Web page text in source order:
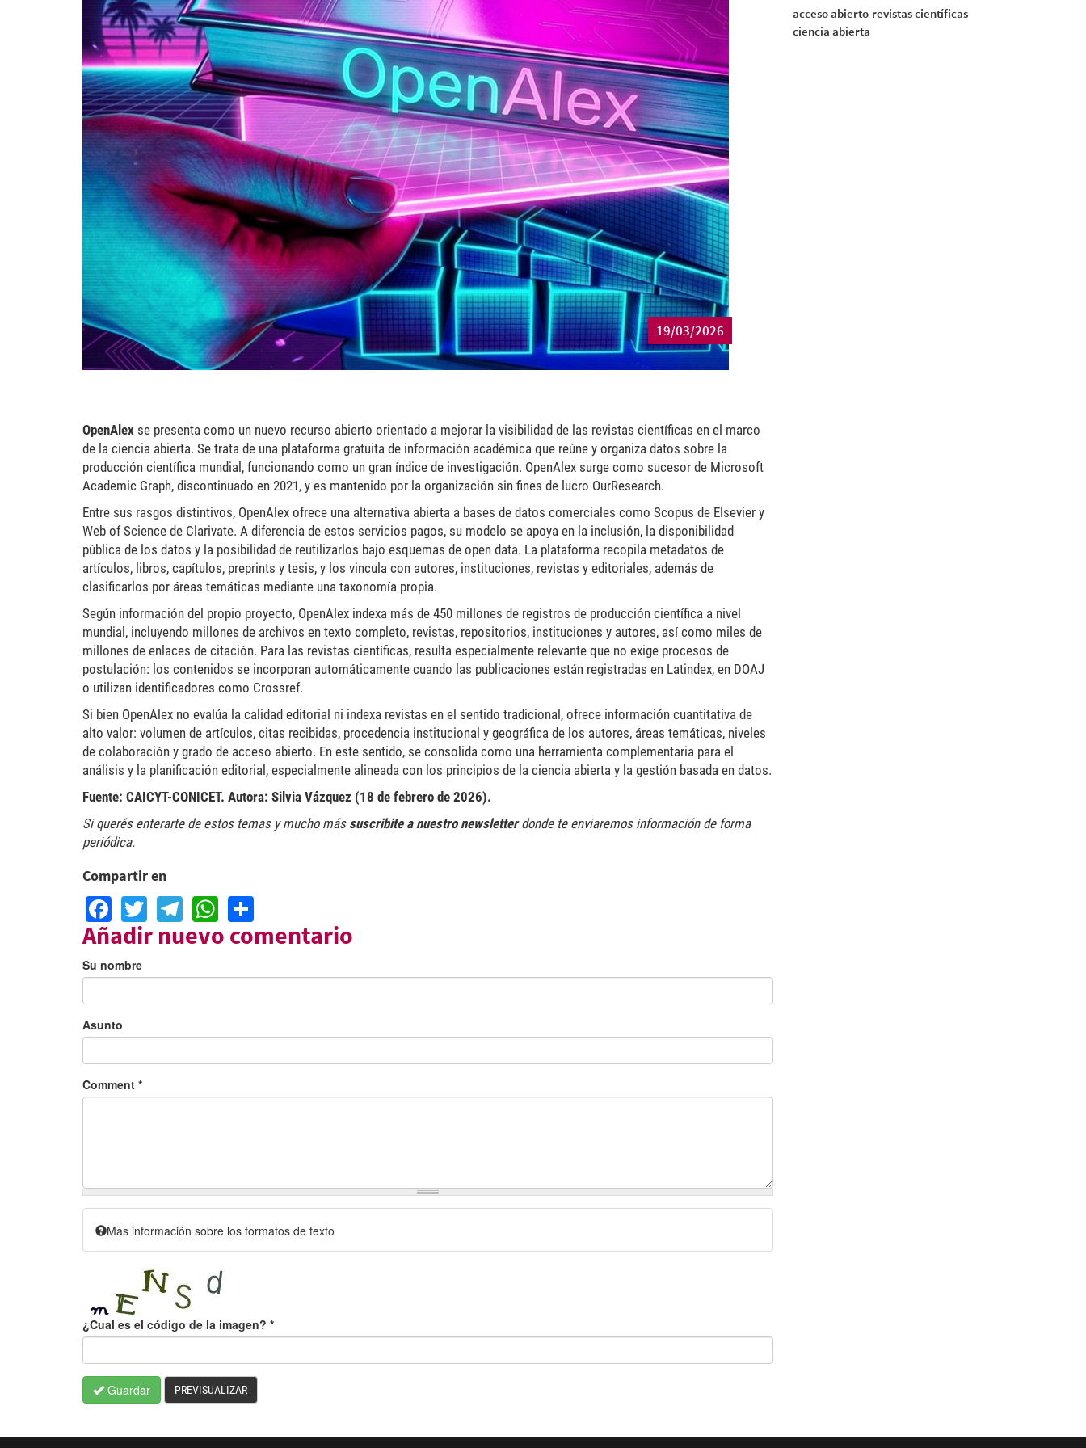
19/03/2026
OpenAlex se presenta como un nuevo recurso abierto orientado a mejorar la visibilidad de las revistas científicas en el marco
de la ciencia abierta. Se trata de una plataforma gratuita de información académica que reúne y organiza datos sobre la
producción científica mundial, funcionando como un gran índice de investigación. OpenAlex surge como sucesor de Microsoft
Academic Graph, discontinuado en 2021, y es mantenido por la organización sin fines de lucro OurResearch.
Entre sus rasgos distintivos, OpenAlex ofrece una alternativa abierta a bases de datos comerciales como Scopus de Elsevier y
Web of Science de Clarivate. A diferencia de estos servicios pagos, su modelo se apoya en la inclusión, la disponibilidad
pública de los datos y la posibilidad de reutilizarlos bajo esquemas de open data. La plataforma recopila metadatos de
artículos, libros, capítulos, preprints y tesis, y los vincula con autores, instituciones, revistas y editoriales, además de
clasificarlos por áreas temáticas mediante una taxonomía propia.
Según información del propio proyecto, OpenAlex indexa más de 450 millones de registros de producción científica a nivel
mundial, incluyendo millones de archivos en texto completo, revistas, repositorios, instituciones y autores, así como miles de
millones de enlaces de citación. Para las revistas científicas, resulta especialmente relevante que no exige procesos de
postulación: los contenidos se incorporan automáticamente cuando las publicaciones están registradas en Latindex, en DOAJ
o utilizan identificadores como Crossref.
Si bien OpenAlex no evalúa la calidad editorial ni indexa revistas en el sentido tradicional, ofrece información cuantitativa de
alto valor: volumen de artículos, citas recibidas, procedencia institucional y geográfica de los autores, áreas temáticas, niveles
de colaboración y grado de acceso abierto. En este sentido, se consolida como una herramienta complementaria para el
análisis y la planificación editorial, especialmente alineada con los principios de la ciencia abierta y la gestión basada en datos.
Fuente: CAICYT-CONICET. Autora: Silvia Vázquez (18 de febrero de 2026).
Si querés enterarte de estos temas y mucho más suscribite a nuestro newsletterdonde te enviaremos información de forma
periódica.
Compartir en
Facebook
TwitterTelegram
WhatsApp
Añadir nuevo comentario
Su nombre
Asunto
Comment *
Más información sobre los formatos de texto
¿Cual es el código de la imagen? *
Guardar PREVISUALIZAR
acceso abierto revistas científicas
ciencia abierta